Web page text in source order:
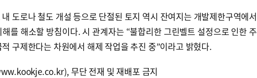
도로나 철도 개설 등으로 단절된 토지 역시 잔여지는 개발제한구역에서
를 해소할 방침이다. 시 관계자는 “불합리한 그린벨트 설정으로 인한 주
구제한다는 차원에서 해제 작업을 추진 중”이라고 밝혔다.
무단 전재 및 재배포 금지